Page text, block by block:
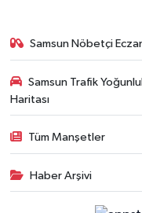
Samsun Nöbetçi
Samsun Trafik
Haritası
Tüm Manşetler
Haber Arşivi